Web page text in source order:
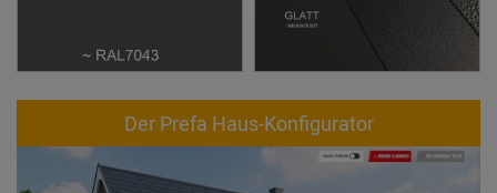
Der Prefa Haus-Konfigurator